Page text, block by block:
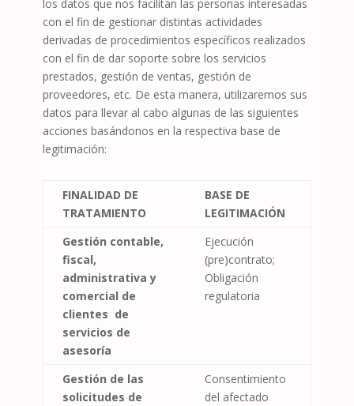
los datos que nos facilitan las personas interesadas
con el fin de gestionar distintas actividades
derivadas de procedimientos específicos realizados
con el fin de dar soporte sobre los servicios
prestados, gestión de ventas, gestión de
proveedores, etc. De esta manera, utilizaremos sus
datos para llevar al cabo algunas de las siguientes
acciones basándonos en la respectiva base de
legitimación:
FINALIDAD DE
TRATAMIENTO
BASE DE
LEGITIMACIÓN
Gestión contable,
fiscal,
administrativa y
comercial de
clientes de
servicios de
asesoría
Ejecución
(pre)contrato;
Obligación
regulatoria
Gestión de las
solicitudes de
Consentimiento
del afectado